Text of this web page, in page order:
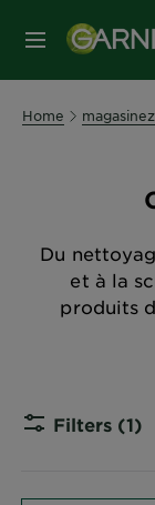
MENU
Home
Du
et à la
produits
Filters (1)